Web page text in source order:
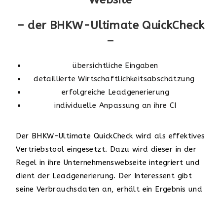
– der BHKW-Ultimate QuickCheck
–
übersichtliche Eingaben
detaillierte Wirtschaftlichkeitsabschätzung
erfolgreiche Leadgenerierung
individuelle Anpassung an ihre CI
Der BHKW-Ultimate QuickCheck wird als effektives
Vertriebstool eingesetzt. Dazu wird dieser in der
Regel in ihre Unternehmenswebseite integriert und
dient der Leadgenerierung. Der Interessent gibt
seine Verbrauchsdaten an, erhält ein Ergebnis und